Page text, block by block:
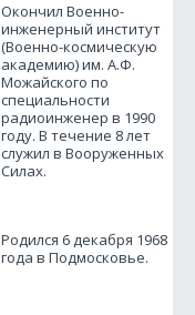
Окончил Военно-
инженерный институт
(Военно-космическую
академию) им. А.Ф.
Можайского по
специальности
радиоинженер в 1990
году. В течение 8 лет
служил в Вооруженных
Силах.
Родился 6 декабря 1968
года в Подмосковье.